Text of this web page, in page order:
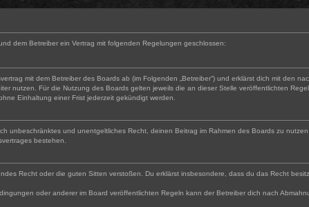
dem Betreiber ein Vertrag mit folgenden Regelungen geschlossen:
mit dem Betreiber des Boards ab (im Folgenden „Betreiber“) und erklärst dich mit den
nutzen. Für die Nutzung des Boards gelten jeweils die an dieser Stelle veröffentlichten
Einhaltung einer Frist jederzeit gekündigt werden.
unbeschränktes und unentgeltliches Recht, deinen Beitrag im Rahmen des Boards zu nutzen.
bestehen.
Recht oder die guten Sitten verstoßen. Du erklärst insbesondere, dass du das Recht
oder anderer im Board veröffentlichten Regeln kann der Betreiber dich nach